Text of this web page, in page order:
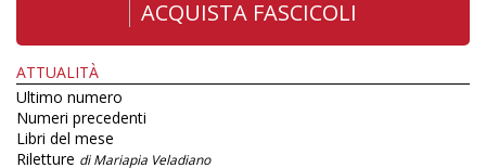
ACQUISTA FASCICOLI
ATTUALITÀ
Ultimo numero
Numeri precedenti
Libri del mese
Riletture di Mariapia Veladiano